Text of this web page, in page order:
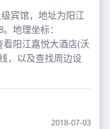
宾馆，地址为阳江
地理坐标：
看阳江嘉悦大酒店(沃
，以及查找周边设
2018-07-03